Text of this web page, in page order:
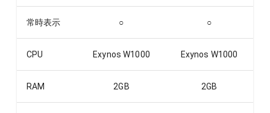
常時表示 ○ ○
CPU Exynos W1000 Exynos W1000
RAM 2GB 2GB